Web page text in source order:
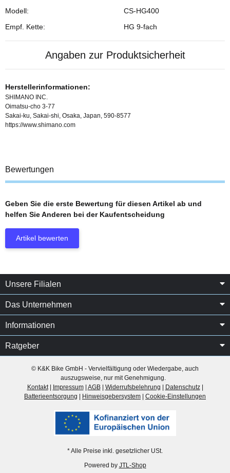
Modell:
CS-HG400
Empf. Kette:
HG 9-fach
Angaben zur Produktsicherheit
Herstellerinformationen:
SHIMANO INC.
Oimatsu-cho 3-77
Sakai-ku, Sakai-shi, Osaka, Japan, 590-8577
https://www.shimano.com
Bewertungen
Geben Sie die erste Bewertung für diesen Artikel ab und
helfen Sie Anderen bei der Kaufentscheidung
Artikel bewerten
Unsere Filialen
Das Unternehmen
Informationen
Ratgeber
© K&K Bike GmbH - Vervielfältigung oder Wiedergabe, auch
auszugsweise, nur mit Genehmigung.
Kontakt| Impressum| AGB| Widerrufsbelehrung Datenschutz|
Batterieentsorgung
Hinweisgebersystem Cookie-Einstellungen
* Alle Preise inkl. gesetzlicher USt.
Powered by JTL-Shop